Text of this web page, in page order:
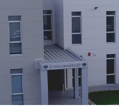
CHI SIAMO
SERVIZI
CATEGORIE
DELEGAZIONI
ATTIVITÀ STORICHE
PERIODICO